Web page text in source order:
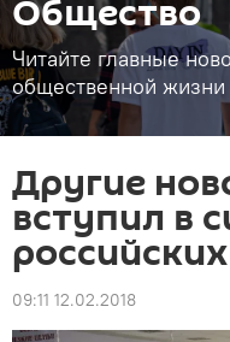
Общество
Читайте главные
общественной
Другие
вступил в
09:11 12.02.2018